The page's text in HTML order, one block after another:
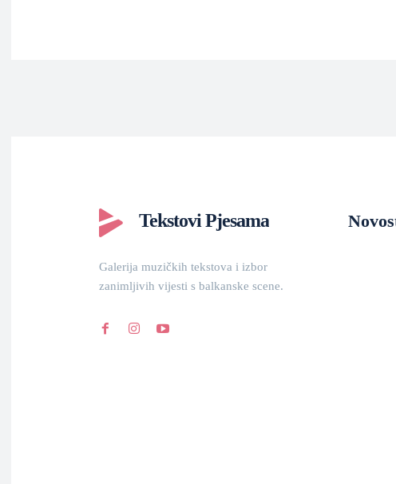
Tekstovi Pjesama
Galerija muzičkih tekstova i izbor
zanimljivih vijesti s balkanske scene.